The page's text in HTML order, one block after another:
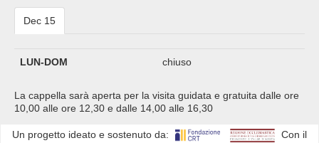
Dec 15
LUN-DOM chiuso
La cappella sarà aperta per la visita guidata e gratuita dalle ore
10,00 alle ore 12,30 e dalle 14,00 alle 16,30
Un progetto ideato e sostenuto da: Con il